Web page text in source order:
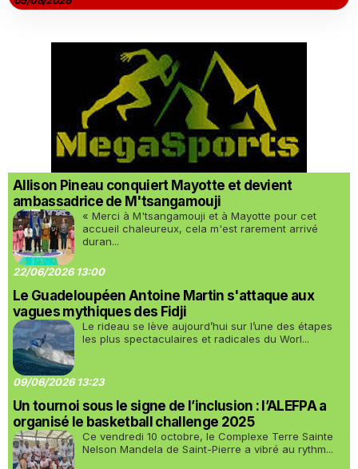
Allison Pineau conquiert Mayotte et devient
ambassadrice de M'tsangamouji
« Merci à M'tsangamouji et à Mayotte pour cet
accueil chaleureux, cela m'est rarement arrivé
duran...
22/06/2026 13:00
Le Guadeloupéen Antoine Martin s'attaque aux
vagues mythiques des Fidji
Le rideau se lève aujourd’hui sur l’une des étapes
les plus spectaculaires et radicales du Worl...
09/06/2026 13:23
Un tournoi sous le signe de l’inclusion : l’ALEFPA a
organisé le basketball challenge 2025
Ce vendredi 10 octobre, le Complexe Terre Sainte
Nelson Mandela de Saint-Pierre a vibré au rythm...